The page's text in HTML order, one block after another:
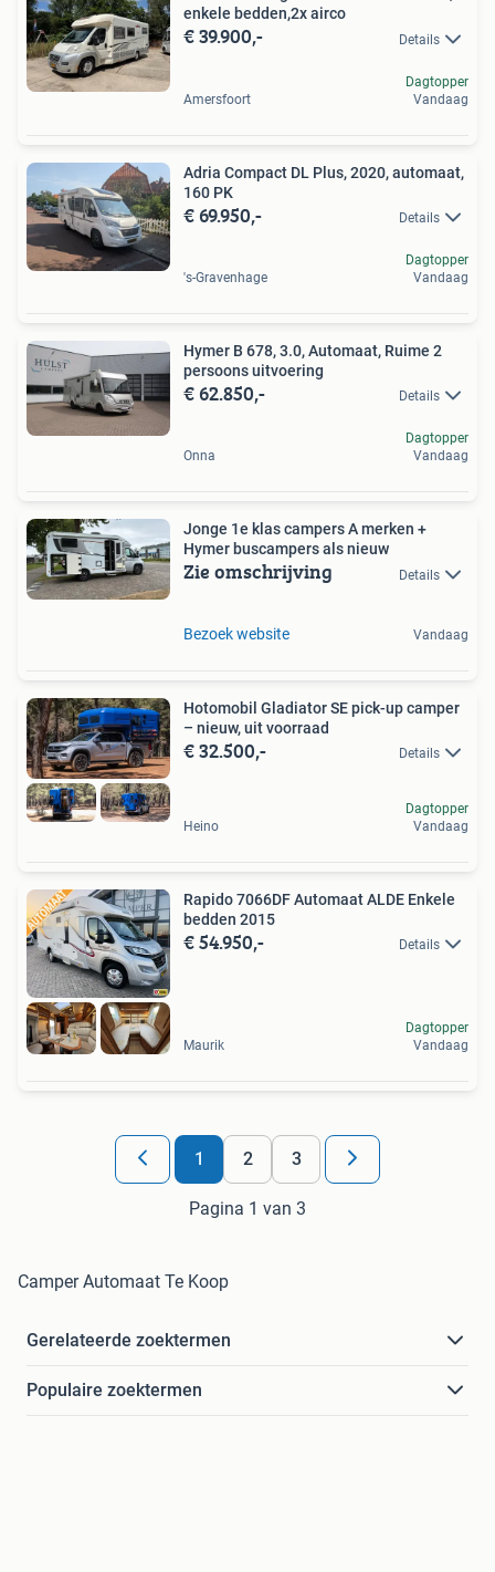
enkele bedden,2x airco
€ 39.900,- Details
Amersfoort
Dagtopper
Vandaag
Adria Compact DL Plus, 2020, automaat,
160 PK
€ 69.950,- Details
's-Gravenhage
Dagtopper
Vandaag
Hymer B 678, 3.0, Automaat, Ruime 2
persoons uitvoering
€ 62.850,- Details
Onna
Dagtopper
Vandaag
Jonge 1e klas campers A merken +
Hymer buscampers als nieuw
Zie omschrijving Details
Bezoek website Vandaag
Hotomobil Gladiator SE pick-up camper
– nieuw, uit voorraad
€ 32.500,- Details
Heino
Dagtopper
Vandaag
Rapido 7066DF Automaat ALDE Enkele
bedden 2015
€ 54.950,- Details
Maurik
Dagtopper
Vandaag
1 2 3
Pagina 1 van 3
Camper Automaat Te Koop
Gerelateerde zoektermen
Populaire zoektermen